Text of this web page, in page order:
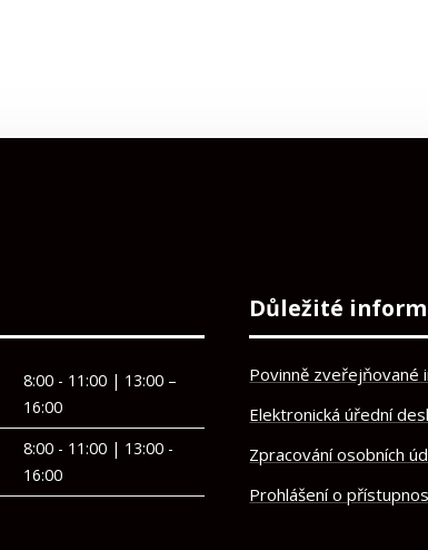
8:00 - 11:00 | 13:00 –
16:00
8:00 - 11:00 | 13:00 -
16:00
Důležité
Povinně zveřejňované
Elektronická úřední
Zpracování osobních
Prohlášení o